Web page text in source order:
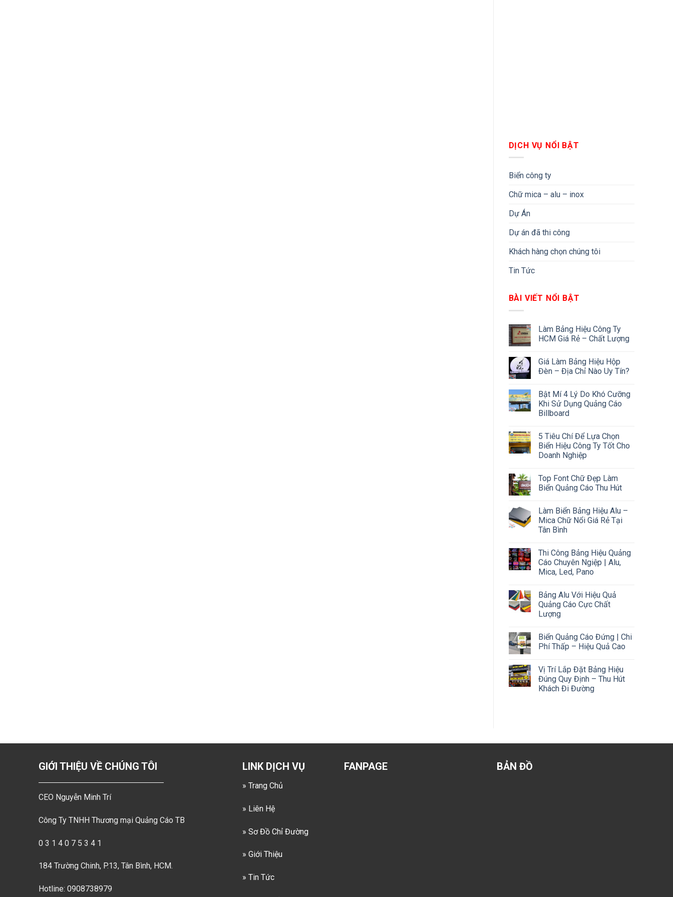
DỊCH VỤ NỔI BẬT
Biển công ty
Chữ mica – alu – inox
Dự Án
Dự án đã thi công
Khách hàng chọn chúng tôi
Tin Tức
BÀI VIẾT NỔI BẬT
Làm Bảng Hiệu Công Ty
HCM Giá Rẻ – Chất Lượng
Giá Làm Bảng Hiệu Hộp
Đèn – Địa Chỉ Nào Uy Tín?
Bật Mí 4 Lý Do Khó Cưỡng
Khi Sử Dụng Quảng Cáo
Billboard
5 Tiêu Chí Để Lựa Chọn
Biển Hiệu Công Ty Tốt Cho
Doanh Nghiệp
Top Font Chữ Đẹp Làm
Biển Quảng Cáo Thu Hút
Làm Biển Bảng Hiệu Alu –
Mica Chữ Nổi Giá Rẻ Tại
Tân Bình
Thi Công Bảng Hiệu Quảng
Cáo Chuyên Ngiệp | Alu,
Mica, Led, Pano
Bảng Alu Với Hiệu Quả
Quảng Cáo Cực Chất
Lượng
Biển Quảng Cáo Đứng | Chi
Phí Thấp – Hiệu Quả Cao
Vị Trí Lắp Đặt Bảng Hiệu
Đúng Quy Định – Thu Hút
Khách Đi Đường
GIỚI THIỆU VỀ CHÚNG TÔI
CEO Nguyễn Minh Trí
Công Ty TNHH Thương mại Quảng Cáo TB
0 3 1 4 0 7 5 3 4 1
184 Trường Chinh, P.13, Tân Bình, HCM.
Hotline: 0908738979
LINK DỊCH VỤ
» Trang Chủ
» Liên Hệ
» Sơ Đồ Chỉ Đường
» Giới Thiệu
» Tin Tức
FANPAGE BẢN ĐỒ